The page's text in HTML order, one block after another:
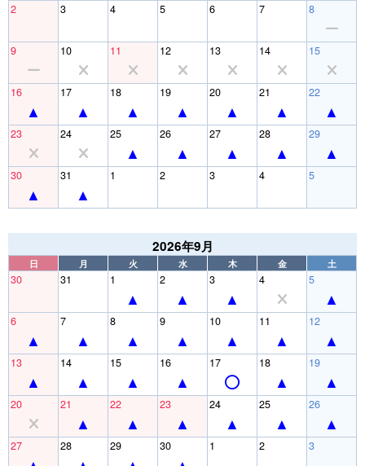
2 3 4 5 6 7 8
9 10 11 12 13 14 15
16 17 18 19 20 21 22
23 24 25 26 27 28 29
30 31 1 2 3 4 5
2026年9月
日 月 火 水 木 金 土
30 31 1 2 3 4 5
6 7 8 9 10 11 12
13 14 15 16 17 18 19
20 21 22 23 24 25 26
27 28 29 30 1 2 3